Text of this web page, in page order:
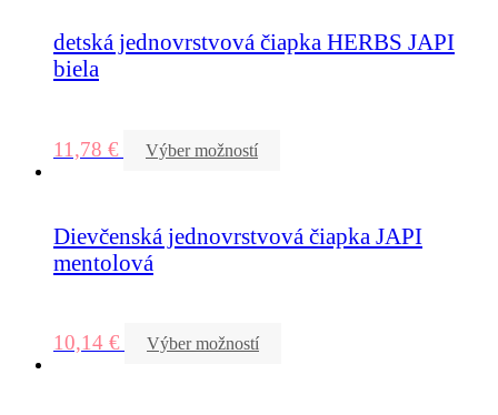
detská jednovrstvová čiapka HERBS JAPI
biela
11,78 € Výber možností
Dievčenská jednovrstvová čiapka JAPI
mentolová
10,14 € Výber možností